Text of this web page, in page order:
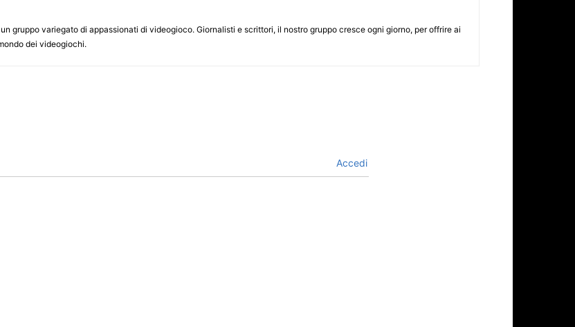
gruppo variegato di appassionati di videogioco. Giornalisti e scrittori, il nostro gruppo cresce ogni giorno, per offrire ai
dei videogiochi.
Accedi